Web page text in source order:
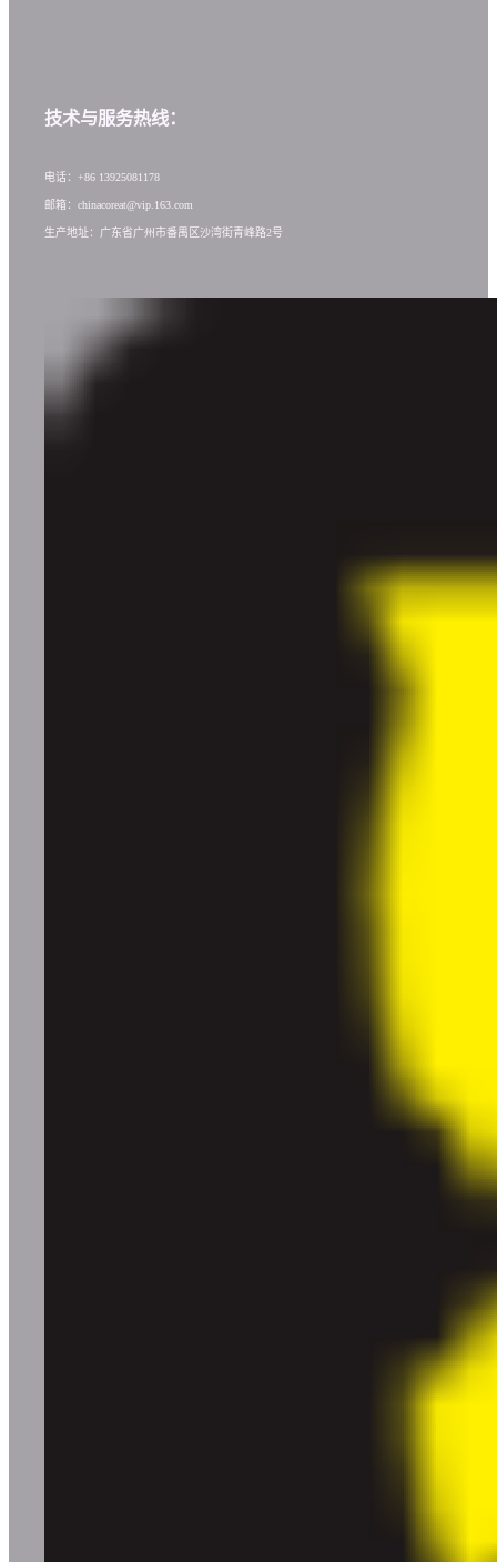
技术与服务热线：
电话：+86 13925081178
邮箱：chinacoreat@vip.163.com
生产地址：广东省广州市番禺区沙湾街青峰路2号